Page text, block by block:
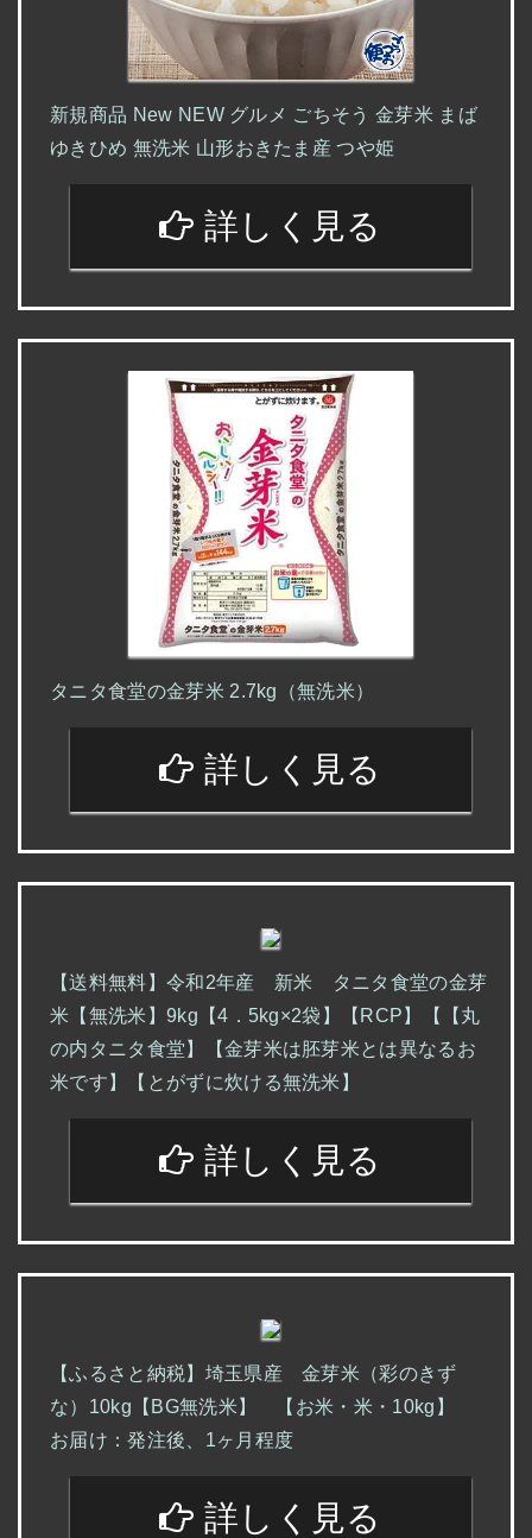
新規商品 New NEW グルメ ごちそう 金芽米 まば
ゆきひめ 無洗米 山形おきたま産 つや姫
詳しく見る
タニタ食堂の金芽米 2.7kg（無洗米）
詳しく見る
【送料無料】令和2年産 新米 タニタ食堂の金芽
米【無洗米】9kg【4．5kg×2袋】【RCP】【【丸
の内タニタ食堂】【金芽米は胚芽米とは異なるお
米です】【とがずに炊ける無洗米】
詳しく見る
【ふるさと納税】埼玉県産 金芽米（彩のきず
な）10kg【BG無洗米】 【お米・米・10kg】
お届け：発注後、1ヶ月程度
詳しく見る